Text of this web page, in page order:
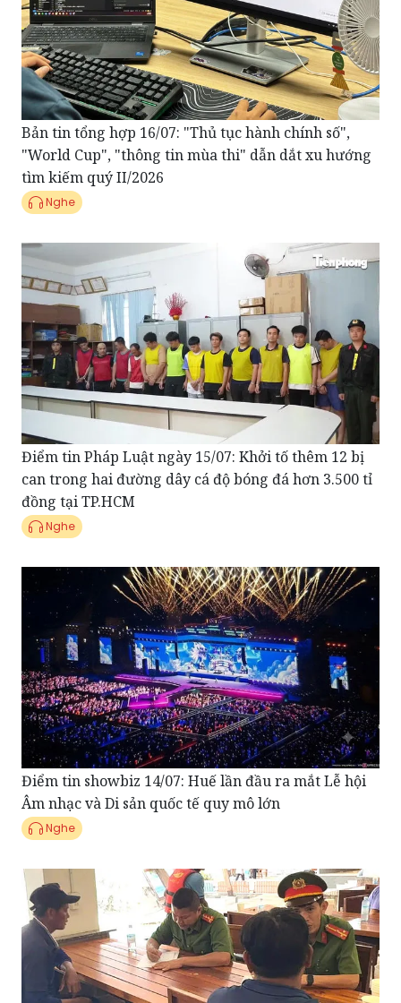
Bản tin tổng hợp 16/07: "Thủ tục hành chính số",
"World Cup", "thông tin mùa thi" dẫn dắt xu hướng
tìm kiếm quý II/2026
Nghe
Điểm tin Pháp Luật ngày 15/07: Khởi tố thêm 12 bị
can trong hai đường dây cá độ bóng đá hơn 3.500 tỉ
đồng tại TP.HCM
Nghe
Điểm tin showbiz 14/07: Huế lần đầu ra mắt Lễ hội
Âm nhạc và Di sản quốc tế quy mô lớn
Nghe